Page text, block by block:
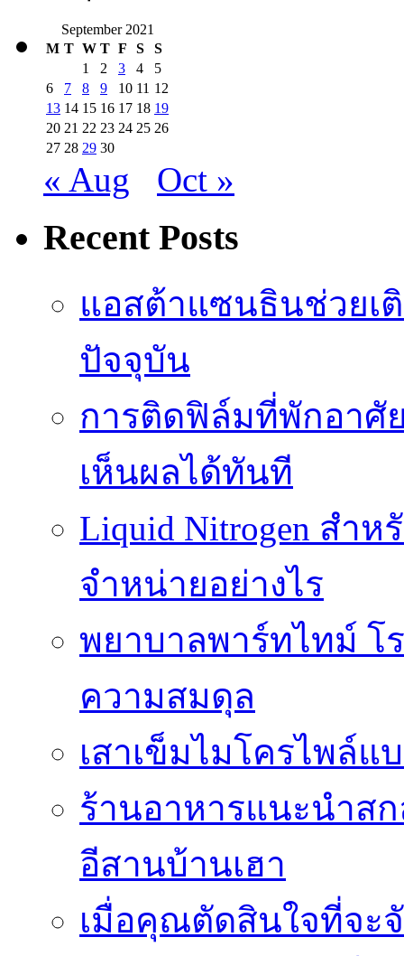
September 2021
M T W T F S
S
1
2 3 4
5
6
7 8 9 10 11 12
13 14 15 16 17 18 19
20 21 22 23 24 25 26
27 28 29 30
« Aug Oct »
Recent Posts
แอสต้าแซนธินช่วยเ
ปัจจุบัน
การติดฟิล์มที่พักอาศั
เห็นผลได้ทันที
Liquid Nitrogen สำ
จำหน่ายอย่างไร
พยาบาลพาร์ทไทม์ โ
ความสมดุล
เสาเข็มไมโครไพล์
ร้านอาหารแนะนำส
อีสานบ้านเฮา
เมื่อคุณตัดสินใจที่จะ